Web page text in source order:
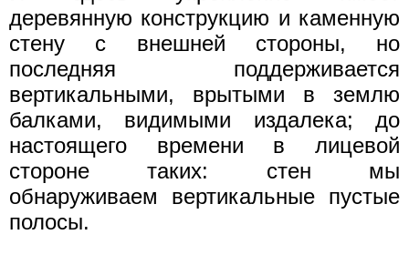
деревянную конструкцию и каменную
стену с внешней стороны, но
последняя поддерживается
вертикальными, врытыми в землю
балками, видимыми издалека; до
настоящего времени в лицевой
стороне таких: стен мы
обнаруживаем вертикальные пустые
полосы.